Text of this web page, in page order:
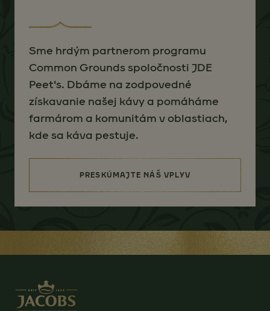
Sme hrdým partnerom programu
Common Grounds spoločnosti JDE
Peet's. Dbáme na zodpovedné
získavanie našej kávy a pomáháme
farmárom a komunitám v oblastiach,
kde sa káva pestuje.
PRESKÚMAJTE NÁŠ VPLYV